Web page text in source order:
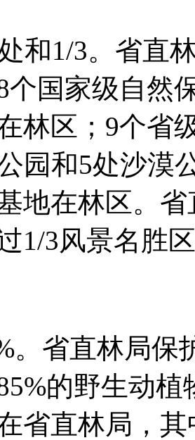
和1/3。省直
个国家级自然
林区；9个省
园和5处沙漠
地在林区。
1/3风景名胜
。省直林局
的野生动
省直林局，